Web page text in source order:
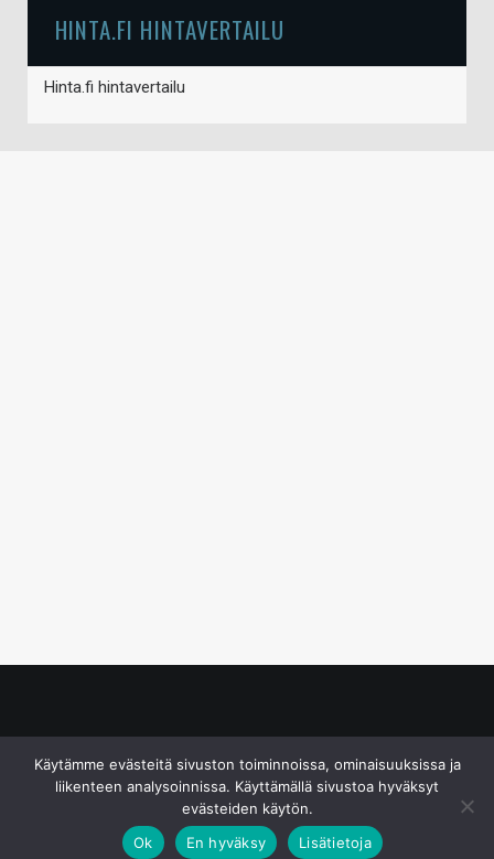
HINTA.FI HINTAVERTAILU
Hinta.fi hintavertailu
Käytämme evästeitä sivuston toiminnoissa, ominaisuuksissa ja
liikenteen analysoinnissa. Käyttämällä sivustoa hyväksyt
evästeiden käytön.
Ok
En hyväksy Lisätietoja